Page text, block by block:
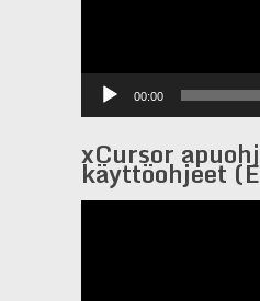
00:00
xCursor
käyttöohjeet